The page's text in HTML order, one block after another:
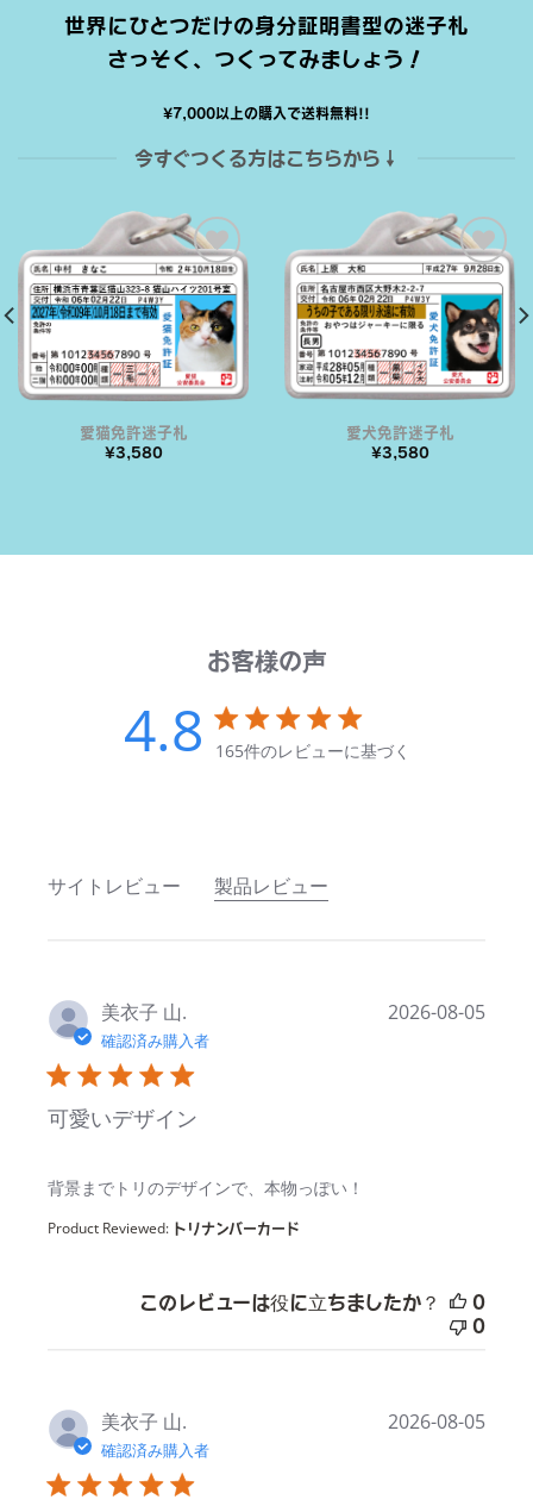
世界にひとつだけの身分証明書型の迷子札
さっそく、つくってみましょう！
¥7,000以上の購入で送料無料!!
今すぐつくる方はこちらから↓
ほし
い物
リス
トに
追加
する
マイニャンバー迷子札
¥3,580
ほし
い物
リス
トに
追加
する
マイワンバー迷子札
¥3,580
お客様の声
4.8 4.8つ星の評価
165件のレビューに基づく
サイトレビュー 製品レビュー
美衣子 山.
確認済み購入者
可愛いデザイン
背景までトリのデザインで、本物っぽい！
read more about review content
Product Reviewed: トリナンバーカード
2026-08-05
このレビューは役に立ちましたか？
0
0
美衣子 山.
確認済み購入者
2026-08-05